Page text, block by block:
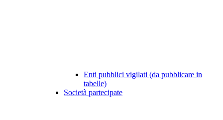
Enti pubblici vigilati (da pubblicare in
tabelle)
Società partecipate